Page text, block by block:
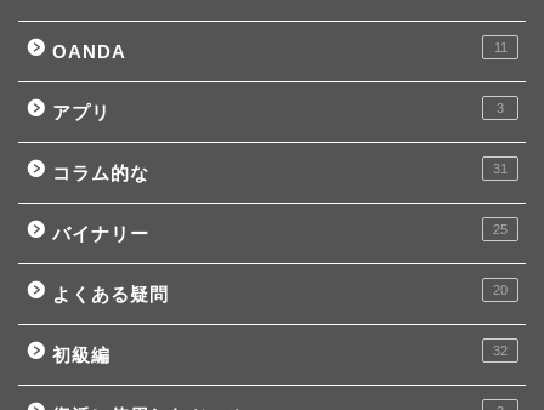
OANDA 11
アプリ 3
コラム的な 31
バイナリー 25
よくある疑問 20
初級編 32